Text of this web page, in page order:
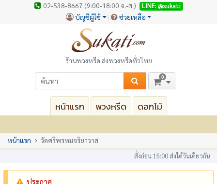
02-538-8667 (9:00-18:00 จ.-ส.) LINE: @sukati
บัญชีผู้ใช้ ช่วยเหลือ
ร้านพวงหรีด ส่งพวงหรีดทั่วไทย
0
หน้าแรก พวงหรีด ดอกไม้
หน้าแรก วัดศรีพรหมจริยาวาส
สั่งก่อน 15:00 ส่งได้วันเดียวกัน
ประกาศ